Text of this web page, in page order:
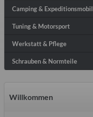
Camping & Expeditionsmobil
Tuning & Motorsport
Werkstatt & Pflege
Schrauben & Normteile
Willkommen